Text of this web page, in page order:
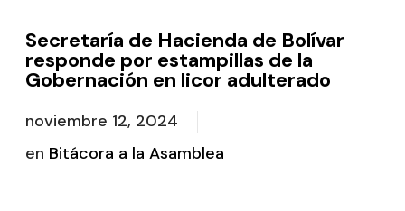
Secretaría de Hacienda de Bolívar
responde por estampillas de la
Gobernación en licor adulterado
noviembre 12, 2024
en Bitácora a la Asamblea